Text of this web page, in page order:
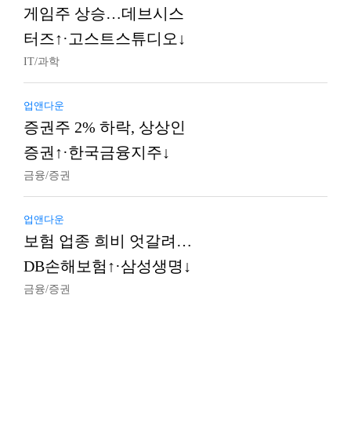
게임주 상승…데브시스
터즈↑·고스트스튜디오↓
IT/과학
업앤다운
증권주 2% 하락, 상상인
증권↑·한국금융지주↓
금융/증권
업앤다운
보험 업종 희비 엇갈려…
DB손해보험↑·삼성생명↓
금융/증권